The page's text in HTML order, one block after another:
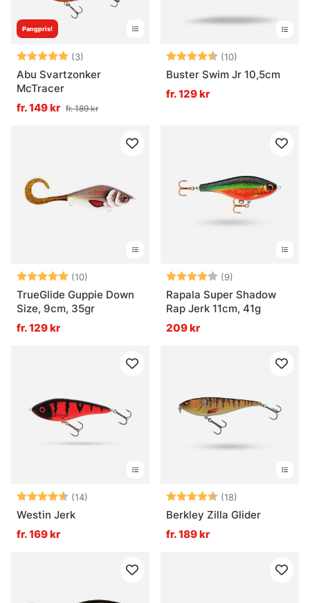
Pangpris!
Betyg: (3)
5.0 utav 5 stjärnor
Abu Svartzonker
McTracer
fr. 149 kr fr. 189 kr
Betyg: (10)
Buster Swim Jr 10,5cm
fr. 129 kr
Betyg: (10)
5.0 utav 5 stjärnor
TrueGlide Guppie Down
Size, 9cm, 35gr
fr. 129 kr
Betyg: (9)
Rapala Super Shadow
Rap Jerk 11cm, 41g
209 kr
Betyg: (14)
4.8 utav 5 stjärnor
Westin Jerk
fr. 169 kr
Betyg: (18)
Berkley Zilla Glider
fr. 189 kr